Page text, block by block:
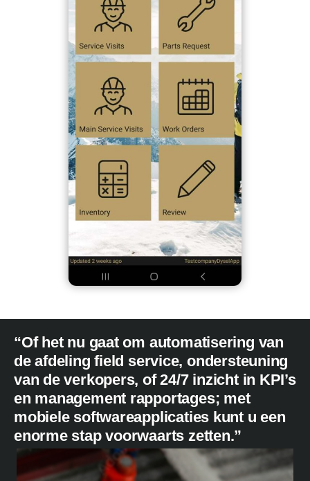
“Of het nu gaat om automatisering van
de afdeling field service, ondersteuning
van de verkopers, of 24/7 inzicht in KPI’s
en management rapportages; met
mobiele softwareapplicaties kunt u een
enorme stap voorwaarts zetten.”